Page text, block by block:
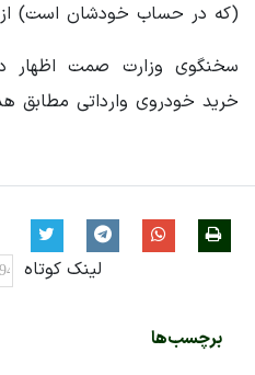
(که در حساب خودشان است)
سخنگوی وزارت صمت اظهار
خرید خودروی وارداتی
لینک کوتاه
برچسب‌ها